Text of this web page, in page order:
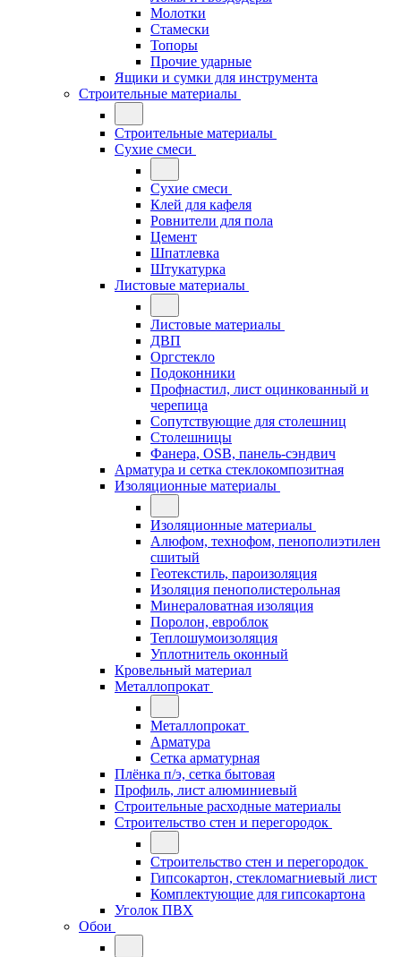
Молотки
Стамески
Топоры
Прочие ударные
Ящики и сумки для инструмента
Строительные материалы
Строительные материалы
Сухие смеси
Сухие смеси
Клей для кафеля
Ровнители для пола
Цемент
Шпатлевка
Штукатурка
Листовые материалы
Листовые материалы
ДВП
Оргстекло
Подоконники
Профнастил, лист оцинкованный и
черепица
Сопутствующие для столешниц
Столешницы
Фанера, OSB, панель-сэндвич
Арматура и сетка стеклокомпозитная
Изоляционные материалы
Изоляционные материалы
Алюфом, технофом, пенополиэтилен
сшитый
Геотекстиль, пароизоляция
Изоляция пенополистерольная
Минераловатная изоляция
Поролон, евроблок
Теплошумоизоляция
Уплотнитель оконный
Кровельный материал
Металлопрокат
Металлопрокат
Арматура
Сетка арматурная
Плёнка п/э, сетка бытовая
Профиль, лист алюминиевый
Строительные расходные материалы
Строительство стен и перегородок
Строительство стен и перегородок
Гипсокартон, стекломагниевый лист
Комплектующие для гипсокартона
Уголок ПВХ
Обои